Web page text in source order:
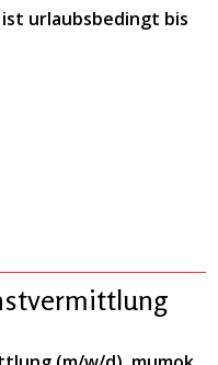
ist urlaubsbedingt bis